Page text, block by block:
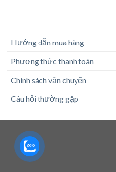
Hướng dẫn mua hàng
Phương thức thanh toán
Chính sách vận chuyển
Câu hỏi thường gặp